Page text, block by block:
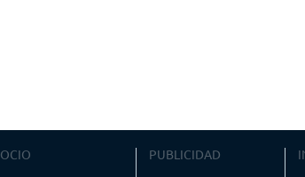
OCIO PUBLICIDAD